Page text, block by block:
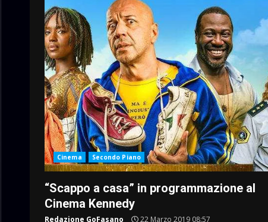
Cinema Secondo Piano
“Scappo a casa” in programmazione al
Cinema Kennedy
Redazione GoFasano 22 Marzo 2019 08:57